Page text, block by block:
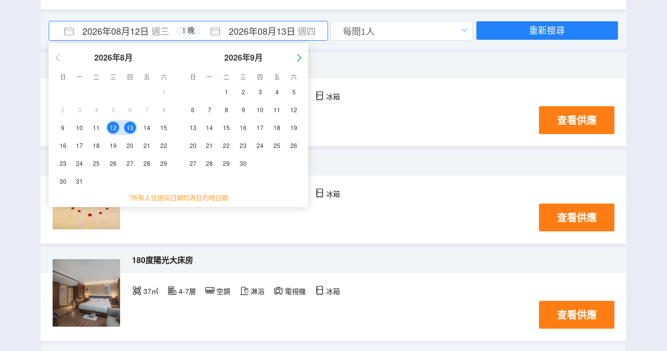
2026年08月12日 週三 2026年08月13日 週四
1 晚
2026年8月
日 一 二 三 四 五
六
1
2 3 4 5 6 7 8
9 10 11 12 13 14 15
16 17 18 19 20 21 22
23 24 25 26 27 28 29
30 31
2026年9月
日 一 二 三 四 五
六
1
2 3 4 5
6 7 8 9 10 11 12
13 14 15 16 17 18 19
20 21 22 23 24 25 26
27 28 29 30
*所有入住退房日期均為目的地日期
重新搜尋
空調 淋浴 電視機 冰箱
查看供應
Night Of Confession雅奢休閒度假房
39㎡ 4-7層 空調 冰箱
查看供應
180度陽光大床房
37㎡ 4-7層 空調 淋浴 電視機 冰箱
查看供應